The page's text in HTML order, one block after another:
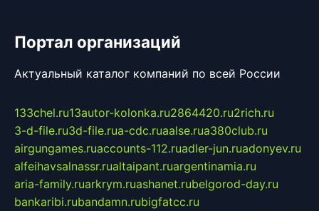
Портал организаций
Актуальный каталог компаний по всей России
133chel.ru13autor-kolonka.ru2864420.ru2rich.ru
3-d-file.ru3d-file.rua-cdc.ruaalse.rua380club.ru
airgungames.ruaccounts-112.ruadler-jun.ruadonyev.ru
alfeihavsalnassr.rualtaipant.ruargentinamia.ru
aria-family.ruarkrym.ruashanet.rubelgorod-day.ru
bankaribi.rubandamn.rubigfatcc.ru